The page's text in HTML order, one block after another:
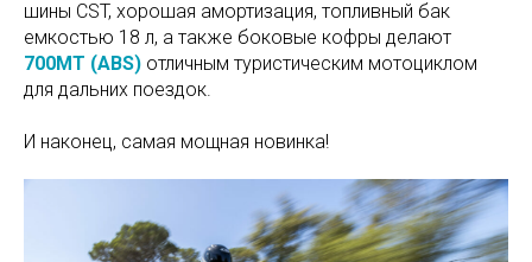
шины CST, хорошая амортизация, топливный бак
емкостью 18 л, а также боковые кофры делают
700MT (ABS) отличным туристическим мотоциклом
для дальних поездок.
И наконец, самая мощная новинка!